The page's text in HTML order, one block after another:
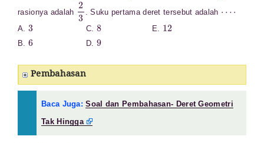
rasionya adalah
23
. Suku pertama deret tersebut adalah
A.
3
C.
8
E.
12
B.
6
D.
9
Pembahasan
Baca Juga:Soal dan Pembahasan- Deret Geometri
Tak Hingga